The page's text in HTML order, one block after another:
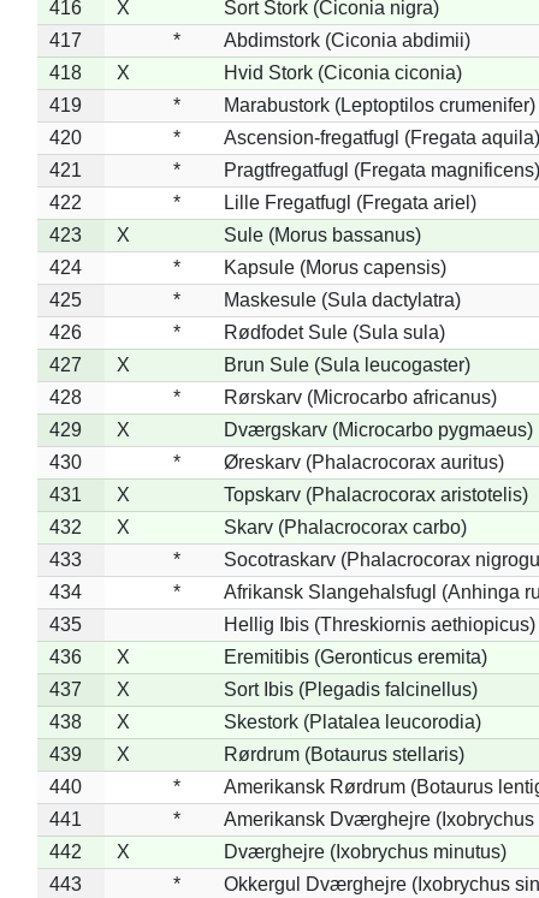
416
X
Sort Stork (Ciconia nigra)
417
*
Abdimstork (Ciconia abdimii)
418
X
Hvid Stork (Ciconia ciconia)
419
*
Marabustork (Leptoptilos crumenifer)
420
*
Ascension-fregatfugl (Fregata aquila)
421
*
Pragtfregatfugl (Fregata magnificens)
422
*
Lille Fregatfugl (Fregata ariel)
423
X
Sule (Morus bassanus)
424
*
Kapsule (Morus capensis)
425
*
Maskesule (Sula dactylatra)
426
*
Rødfodet Sule (Sula sula)
427
X
Brun Sule (Sula leucogaster)
428
*
Rørskarv (Microcarbo africanus)
429
X
Dværgskarv (Microcarbo pygmaeus)
430
*
Øreskarv (Phalacrocorax auritus)
431
X
Topskarv (Phalacrocorax aristotelis)
432
X
Skarv (Phalacrocorax carbo)
433
*
Socotraskarv (Phalacrocorax
434
*
Afrikansk Slangehalsfugl (Anhinga
435
Hellig Ibis (Threskiornis aethiopicus)
436
X
Eremitibis (Geronticus eremita)
437
X
Sort Ibis (Plegadis falcinellus)
438
X
Skestork (Platalea leucorodia)
439
X
Rørdrum (Botaurus stellaris)
440
*
Amerikansk Rørdrum (Botaurus
441
*
Amerikansk Dværghejre (Ixobrychus
442
X
Dværghejre (Ixobrychus minutus)
443
*
Okkergul Dværghejre (Ixobrychus